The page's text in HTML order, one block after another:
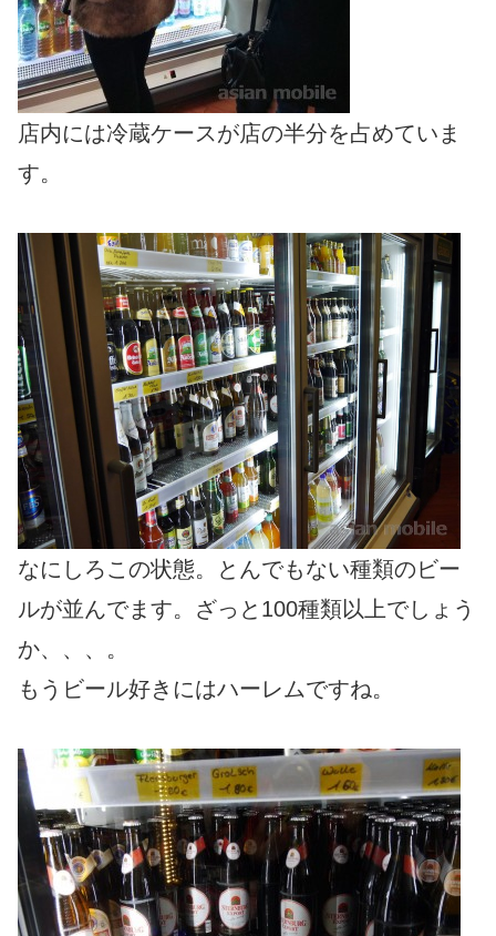
店内には冷蔵ケースが店の半分を占めていま
す。
なにしろこの状態。とんでもない種類のビー
ルが並んでます。ざっと100種類以上でしょう
か、、、。
もうビール好きにはハーレムですね。